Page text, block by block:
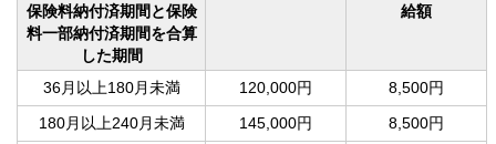
保険料納付済期間と保険
料一部納付済期間を合算
した期間
給額
36月以上180月未満 120,000円
8,500円
180月以上240月未満
145,000円
8,500円